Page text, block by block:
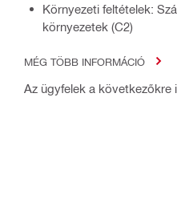
Környezeti feltételek:
környezetek (C2)
MÉG TÖBB INFORMÁCIÓ
Az ügyfelek a következőkre